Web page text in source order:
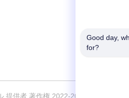
提供者 著作権 2022-2026 LUOX
Good day,
for?